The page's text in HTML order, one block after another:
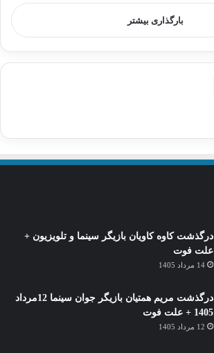
بارگذاری بیشتر
درگذشت کاوه کاویان بازیگر سینما و تلویزیون +
علت فوت
14 مرداد 1405
درگذشت مریم همتیان بازیگر جوان سینما 12مرداد
1405 + علت فوت
12 مرداد 1405